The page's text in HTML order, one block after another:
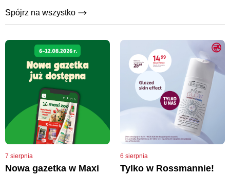
Spójrz na wszystko
7 sierpnia
Nowa gazetka w Maxi
6 sierpnia
Tylko w Rossmannie!